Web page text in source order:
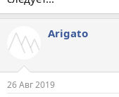
Arigato
26 Авг 2019